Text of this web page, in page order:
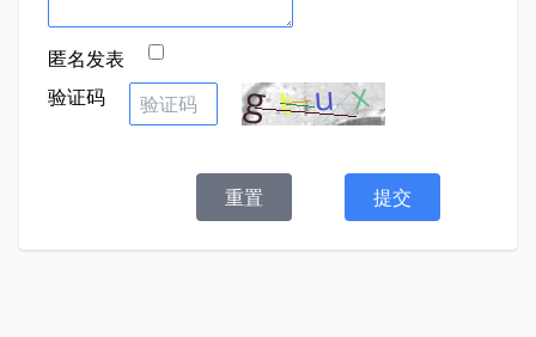
匿名发表
验证码
重置 提交